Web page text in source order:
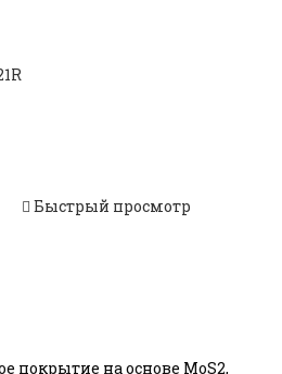
Быстрый просмотр
покрытие на основе MoS2,